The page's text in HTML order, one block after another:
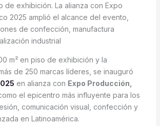
de exhibición. La alianza con Expo
2025 amplió el alcance del evento,
de confección, manufactura
industrial
m² en piso de exhibición y la
de 250 marcas líderes, se inauguró
en alianza con Expo Producción,
el epicentro más influyente para los
comunicación visual, confección y
en Latinoamérica.